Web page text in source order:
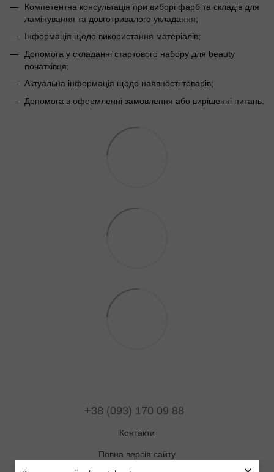
Компетентна консультація при виборі фарб та складів для
ламінування та довготривалого укладання;
Інформація щодо використання матеріалів;
Допомога у складанні стартового набору для beauty
початківця;
Актуальна інформація щодо наявності товарів;
Допомога в оформленні замовлення або вирішенні питань.
+38 (093) 170 09 88
Контакти
Повна версія сайту